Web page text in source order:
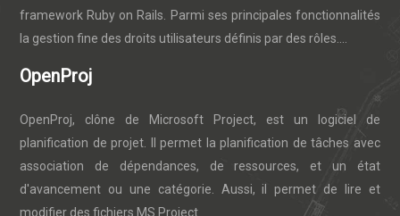
framework Ruby on Rails. Parmi ses principales fonctionnalités
la gestion fine des droits utilisateurs définis par des rôles....
OpenProj
OpenProj, clône de Microsoft Project, est un logiciel de
planification de projet. Il permet la planification de tâches avec
association de dépendances, de ressources, et un état
d'avancement ou une catégorie. Aussi, il permet de lire et
modifier des fichiers MS Project.